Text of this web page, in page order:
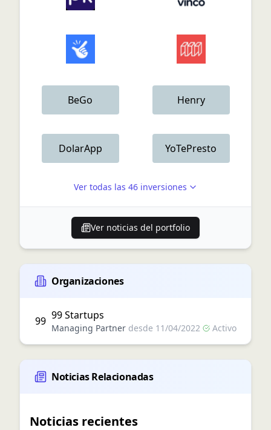
BeGo Henry
DolarApp YoTePresto
Ver todas las 46inversiones
Ver noticias del portfolio
Organizaciones
99 99 Startups
Managing Partner desde 11/04/2022 Activo
Noticias Relacionadas
Noticias recientes